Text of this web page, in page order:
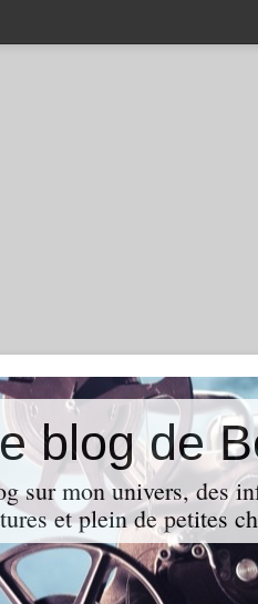
blog de
sur mon univers, des
et plein de petites